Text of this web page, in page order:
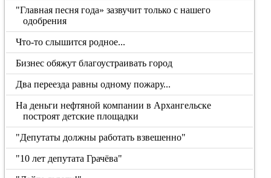
"Главная песня года» зазвучит только с нашего
одобрения
Что-то слышится родное...
Бизнес обяжут благоустраивать город
Два переезда равны одному пожару...
На деньги нефтяной компании в Архангельске
построят детские площадки
"Депутаты должны работать взвешенно"
"10 лет депутата Грачёва"